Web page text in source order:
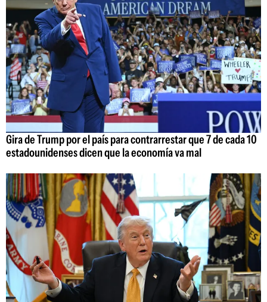
Gira de Trump por el país para contrarrestar que 7 de cada 10
estadounidenses dicen que la economía va mal